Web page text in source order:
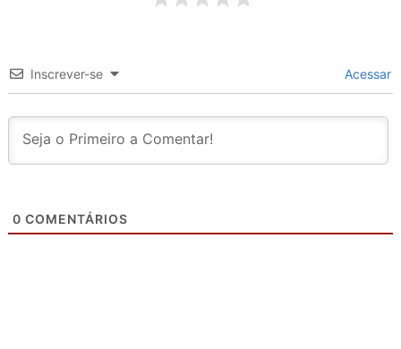
Inscrever-se Acessar
0 COMENTÁRIOS